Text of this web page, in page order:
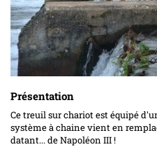
Présentation
Ce treuil sur chariot est équipé
système à chaine vient en
datant... de Napoléon III !